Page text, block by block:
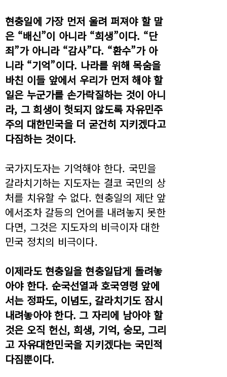
현충일에 가장 먼저 울려 퍼져야 할 말
은 “배신”이 아니라 “희생”이다. “단
죄”가 아니라 “감사”다. “환수”가 아
니라 “기억”이다. 나라를 위해 목숨을
바친 이들 앞에서 우리가 먼저 해야 할
일은 누군가를 손가락질하는 것이 아니
라, 그 희생이 헛되지 않도록 자유민주
주의 대한민국을 더 굳건히 지키겠다고
다짐하는 것이다.
국가지도자는 기억해야 한다. 국민을
갈라치기하는 지도자는 결코 국민의 상
처를 치유할 수 없다. 현충일의 제단 앞
에서조차 갈등의 언어를 내려놓지 못한
다면, 그것은 지도자의 비극이자 대한
민국 정치의 비극이다.
이제라도 현충일을 현충일답게 돌려놓
아야 한다. 순국선열과 호국영령 앞에
서는 정파도, 이념도, 갈라치기도 잠시
내려놓아야 한다. 그 자리에 남아야 할
것은 오직 헌신, 희생, 기억, 숭모, 그리
고 자유대한민국을 지키겠다는 국민적
다짐뿐이다.